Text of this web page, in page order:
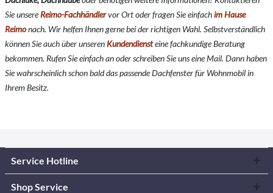
Sie unsereReimo-Fachhändlervor Ort oder fragen Sie einfachim Hause
Reimonach. Wir helfen Ihnen gerne bei der richtigen Wahl. Selbstverständlich
können Sie auch über unseren Kundendiensteine fachkundige Beratung
bekommen. Rufen Sie einfach an oder schreiben Sie uns eine Mail. Dann haben
Sie wahrscheinlich schon bald das passende Dachfenster für Wohnmobil in
Ihrem Besitz.
Service Hotline
Shop Service